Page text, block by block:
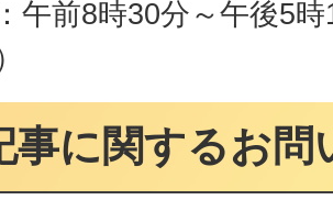
午前8時30分～午後5
事に関するお問